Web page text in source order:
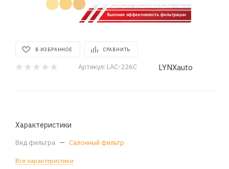
В ИЗБРАННОЕ СРАВНИТЬ
Артикул: LAC-226C LYNXauto
Характеристики
Вид фильтра — Салонный фильтр
Все характеристики